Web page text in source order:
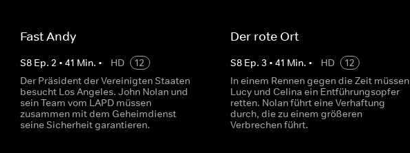
Fast Andy
S8 Ep.2 •41 Min. • HD
12
Der Präsident der Vereinigten Staaten
besucht Los Angeles. John Nolan und
sein Team vom LAPD müssen
zusammen mit dem Geheimdienst
seine Sicherheit garantieren.
Der rote Ort
S8 Ep. 3 • 41 Min. • HD
12
In einem Rennen gegen die Zeit müssen
Lucy und Celina ein Entführungsopfer
retten. Nolan führt eine Verhaftung
durch, die zu einem größeren
Verbrechen führt.